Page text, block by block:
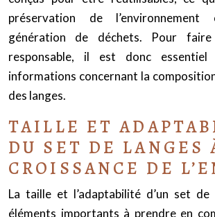
préservation de
génération de déchets. Pour
responsable, il est donc
informations concernant la
des langes.
TAILLE ET
DU SET DE LANGES
CROISSANCE DE
La taille et l’adaptabilité d’un set
éléments importants à prendre en